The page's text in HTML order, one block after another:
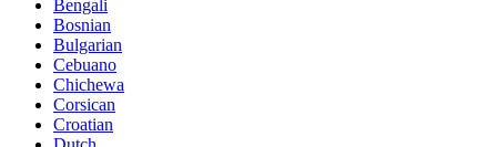
Bengali
Bosnian
Bulgarian
Cebuano
Chichewa
Corsican
Croatian